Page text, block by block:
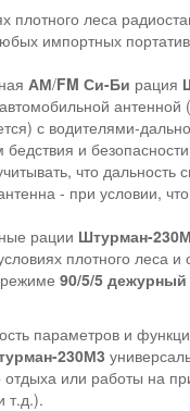
плотного леса
импортных
АМ/FM Си-Би рация
антенной
с водителями-
бедствия и
что
- при условии,
рации Штурман-
плотного леса
90/5/5 дежурный
параметров и
230М3
отдыха или работы на
т.д.).